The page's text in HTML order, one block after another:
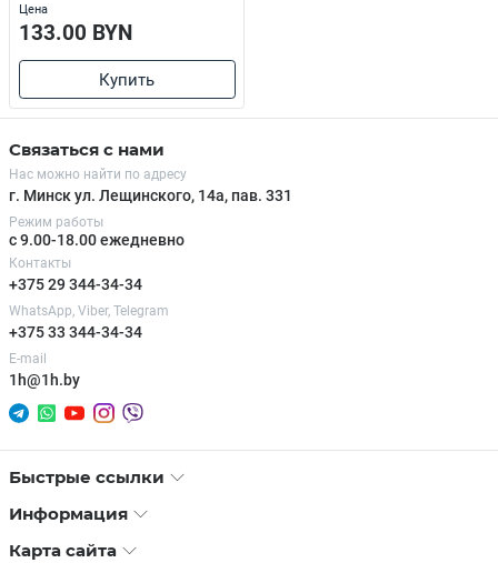
Цена
133.00 BYN
Купить
Связаться с нами
Нас можно найти по адресу
г. Минск ул. Лещинского, 14а, пав. 331
Режим работы
с 9.00-18.00 ежедневно
Контакты
+375 29 344-34-34
WhatsApp, Viber, Telegram
+375 33 344-34-34
E-mail
1h@1h.by
Быстрые ссылки
Информация
Карта сайта